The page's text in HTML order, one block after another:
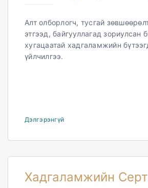
Алт олборлогч, тусгай
этгээд, байгууллагад зориулсан
хугацаатай хадгаламжийн
үйлчилгээ.
Дэлгэрэнгүй
Хадгаламжийн